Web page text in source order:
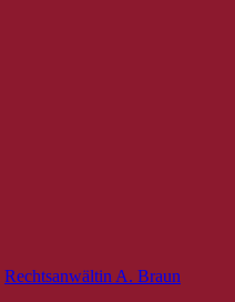
Rechtsanwältin A. Braun